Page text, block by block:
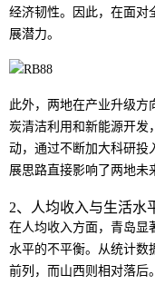
经济韧性。因此，在面对
展潜力。
此外，两地在产业升级方
炭清洁利用和新能源开发
动，通过不断加大科研投
展思路直接影响了两地未
2、人均收入与生活水
在人均收入方面，青岛显
水平的不平衡。从统计数
前列，而山西则相对落后